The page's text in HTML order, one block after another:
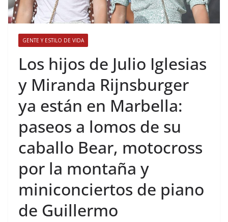
GENTE Y ESTILO DE VIDA
​Los hijos de Julio Iglesias
y Miranda Rijnsburger
ya están en Marbella:
paseos a lomos de su
caballo Bear, motocross
por la montaña y
miniconciertos de piano
de Guillermo